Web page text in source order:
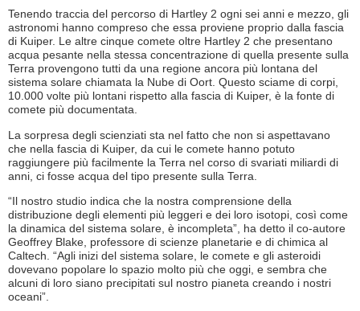
Tenendo traccia del percorso di Hartley 2 ogni sei anni e mezzo, gli
astronomi hanno compreso che essa proviene proprio dalla fascia
di Kuiper. Le altre cinque comete oltre Hartley 2 che presentano
acqua pesante nella stessa concentrazione di quella presente sulla
Terra provengono tutti da una regione ancora più lontana del
sistema solare chiamata la Nube di Oort. Questo sciame di corpi,
10.000 volte più lontani rispetto alla fascia di Kuiper, è la fonte di
comete più documentata.
La sorpresa degli scienziati sta nel fatto che non si aspettavano
che nella fascia di Kuiper, da cui le comete hanno potuto
raggiungere più facilmente la Terra nel corso di svariati miliardi di
anni, ci fosse acqua del tipo presente sulla Terra.
“Il nostro studio indica che la nostra comprensione della
distribuzione degli elementi più leggeri e dei loro isotopi, così come
la dinamica del sistema solare, è incompleta”, ha detto il co-autore
Geoffrey Blake, professore di scienze planetarie e di chimica al
Caltech. “Agli inizi del sistema solare, le comete e gli asteroidi
dovevano popolare lo spazio molto più che oggi, e sembra che
alcuni di loro siano precipitati sul nostro pianeta creando i nostri
oceani”.